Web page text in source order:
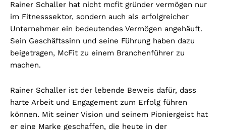
Rainer Schaller hat nicht mcfit gründer vermögen nur
im Fitnesssektor, sondern auch als erfolgreicher
Unternehmer ein bedeutendes Vermögen angehäuft.
Sein Geschäftssinn und seine Führung haben dazu
beigetragen, McFit zu einem Branchenführer zu
machen.
Rainer Schaller ist der lebende Beweis dafür, dass
harte Arbeit und Engagement zum Erfolg führen
können. Mit seiner Vision und seinem Pioniergeist hat
er eine Marke geschaffen, die heute in der